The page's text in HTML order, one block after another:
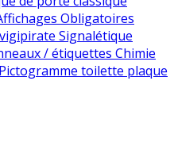
Obligatoires
Signalétique
/ étiquettes Chimie
Pictogramme toilette plaque